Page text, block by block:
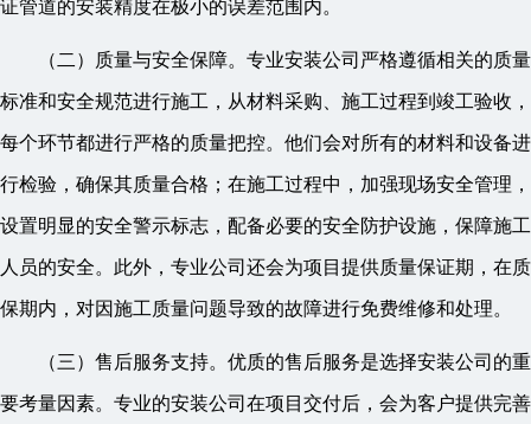
证管道的安装精度在极小的误差范围内。
（二）质量与安全保障。专业安装公司严格遵循相关的质量
标准和安全规范进行施工，从材料采购、施工过程到竣工验收，
每个环节都进行严格的质量把控。他们会对所有的材料和设备进
行检验，确保其质量合格；在施工过程中，加强现场安全管理，
设置明显的安全警示标志，配备必要的安全防护设施，保障施工
人员的安全。此外，专业公司还会为项目提供质量保证期，在质
保期内，对因施工质量问题导致的故障进行免费维修和处理。
（三）售后服务支持。优质的售后服务是选择安装公司的重
要考量因素。专业的安装公司在项目交付后，会为客户提供完善